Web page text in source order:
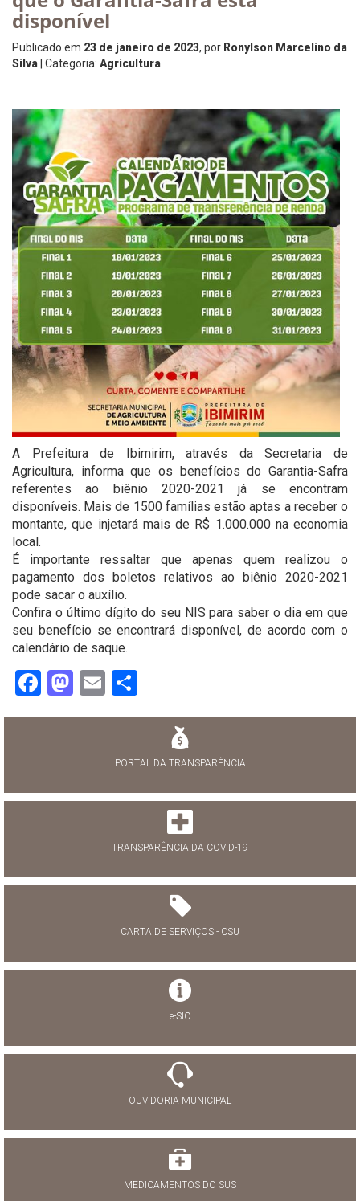
disponível
Publicado em 23 de janeiro de 2023, por Ronylson Marcelino da
Silva | Categoria: Agricultura
A Prefeitura de Ibimirim, através da Secretaria de
Agricultura, informa que os benefícios do Garantia-Safra
referentes ao biênio 2020-2021 já se encontram
disponíveis. Mais de 1500 famílias estão aptas a receber o
montante, que injetará mais de R$ 1.000.000 na economia
local.
É importante ressaltar que apenas quem realizou o
pagamento dos boletos relativos ao biênio 2020-2021
pode sacar o auxílio.
Confira o último dígito do seu NIS para saber o dia em que
seu benefício se encontrará disponível, de acordo com o
calendário de saque.
Facebook
Mastodon
Email
PORTAL DA TRANSPARÊNCIA
TRANSPARÊNCIA DA COVID-19
CARTA DE SERVIÇOS - CSU
e-SIC
OUVIDORIA MUNICIPAL
MEDICAMENTOS DO SUS